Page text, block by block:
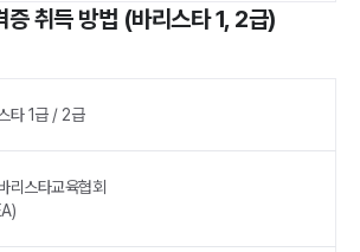
증 취득 방법 (바리스타 1, 2급)
타 1급 / 2급
리스타교육협회